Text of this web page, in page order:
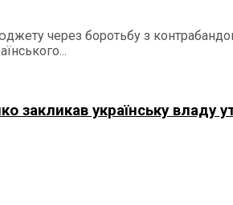
через боротьбу з
закликав українську владу